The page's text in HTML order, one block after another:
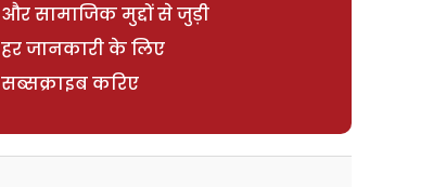
और सामाजिक मुद्दों से जुड़ी
हर जानकारी के लिए
सब्सक्राइब करिए